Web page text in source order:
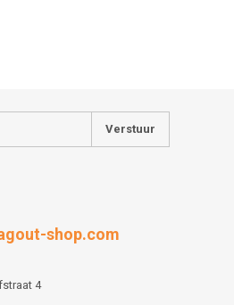
Verstuur
shop.com
4